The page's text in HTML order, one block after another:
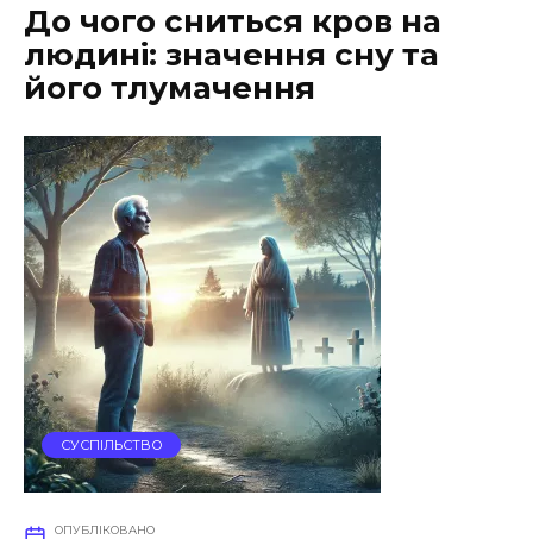
До чого сниться кров на
людині: значення сну та
його тлумачення
СУСПІЛЬСТВО
ОПУБЛІКОВАНО